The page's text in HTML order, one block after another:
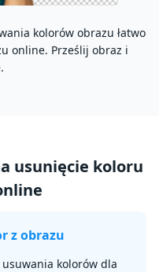
kolorów obrazu łatwo
online. Prześlij obraz i
usunięcie koloru
z obrazu
kolorów dla